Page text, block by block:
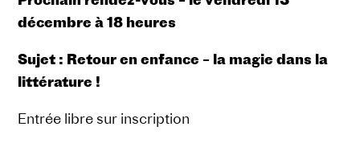
décembre à 18 heures
Sujet : Retour en enfance – la magie dans la
littérature !
Entrée libre sur inscription